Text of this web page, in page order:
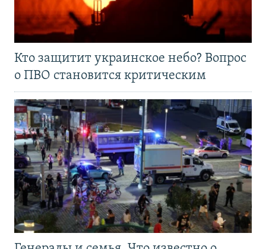
Кто защитит украинское небо? Вопрос
о ПВО становится критическим